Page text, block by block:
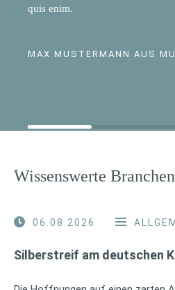
quis enim.
MAX MUSTERMANN AUS
Wissenswerte
06.08.2026
Silberstreif am deutschen